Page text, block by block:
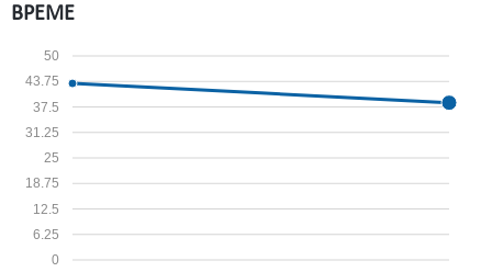
ВРЕМЕ
0
6.25
12.5
18.75
25
31.25
37.5
43.75
50